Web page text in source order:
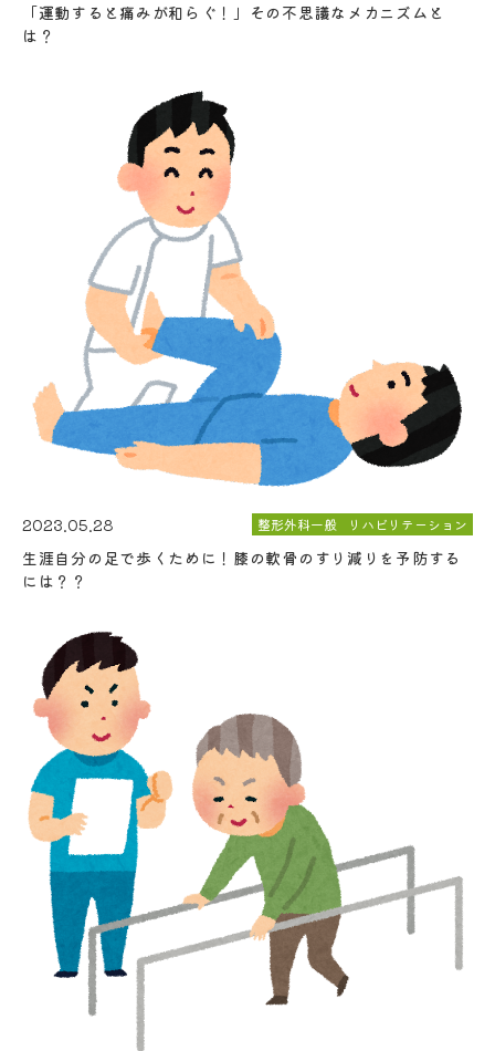
「運動すると痛みが和らぐ！」その不思議なメカニズムと
は？
2023.05.28 整形外科一般 リハビリテーション
生涯自分の足で歩くために！膝の軟骨のすり減りを予防する
には？？